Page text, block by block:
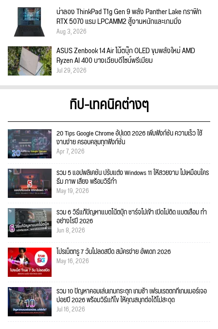
น่าลอง ThinkPad T1g Gen 9 พลัง Panther Lake กราฟิก
RTX 5070 แรม LPCAMM2 สู้งานหนักและเกมมิ่ง
Aug 3, 2026
ASUS Zenbook 14 Air โน้ตบุ๊ก OLED ขุมพลังใหม่ AMD
Ryzen AI 400 บางเฉียบดีไซน์พรีเมียม
Jul 29, 2026
ทิป-เทคนิคต่างๆ
20 Tips Google Chrome อัปเดต 2026 เพิ่มฟังก์ชั่น ความเร็ว ใช้
งานง่าย ครอบคลุมทุกฟังก์ชั่น
Apr 7, 2026
รวม 5 แอปพลิเคชัน ปรับแต่ง Windows 11 ให้สวยงาม ไม่เหมือนใคร
ธีม ภาพ เสียง พร้อมวิธีทำ
May 19, 2026
รวม 6 วิธีแก้ปัญหาแบตโน้ตบุ๊ก ชาร์จไม่เข้า เปิดไม่ติด แบตเสื่อม ทำ
อย่างไรปี 2026
Jun 8, 2026
โปรเน็ตทรู 7 วันไม่ลดสปีด สมัครง่าย อัพเดท 2026
May 16, 2026
รวม 10 ปัญหาคอมเล่นเกมกระตุก เกมช้า เฟรมเรตตกที่เกมเมอร์เจอ
บ่อยปี 2026 พร้อมวิธีแก้ไข ให้คุณสนุกต่อได้ไม่สะดุด
Jul 16, 2026